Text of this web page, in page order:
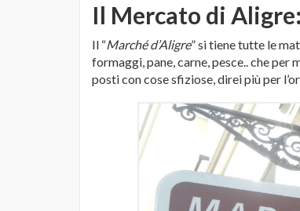
Il Mercato di
Il “Marché d’Aligre” si tiene tutte le
formaggi, pane, carne, pesce.. che
posti con cose sfiziose, direi più per